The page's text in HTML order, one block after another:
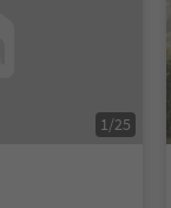
1/25